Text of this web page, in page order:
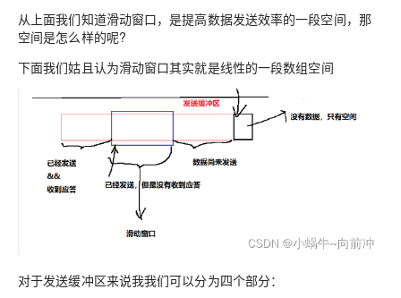
从上面我们知道滑动窗口，是提高数据发送效率的一段空间，那
空间是怎么样的呢?
下面我们姑且认为滑动窗口其实就是线性的一段数组空间
对于发送缓冲区来说我我们可以分为四个部分：